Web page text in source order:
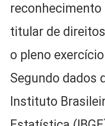
titular de
o pleno
Segundo dados
Instituto